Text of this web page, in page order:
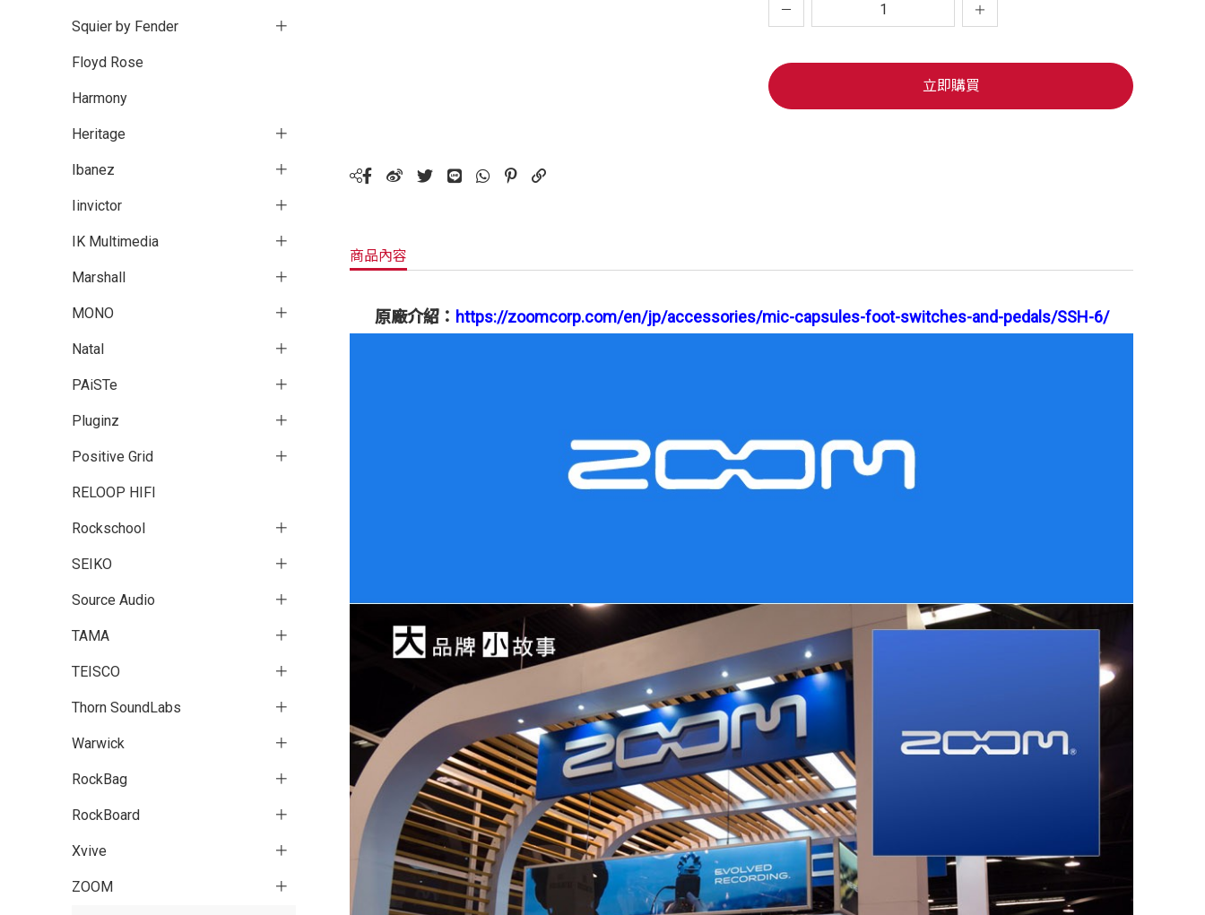
Squier by Fender
Floyd Rose
Harmony
Heritage
Ibanez
Iinvictor
IK Multimedia
Marshall
MONO
Natal
PAiSTe
Pluginz
Positive Grid
RELOOP HIFI
Rockschool
SEIKO
Source Audio
TAMA
TEISCO
Thorn SoundLabs
Warwick
RockBag
RockBoard
Xvive
ZOOM
立即購買
商品內容
原廠介紹： https://zoomcorp.com/en/jp/accessories/mic-capsules-foot-switches-and-pedals/SSH-6/